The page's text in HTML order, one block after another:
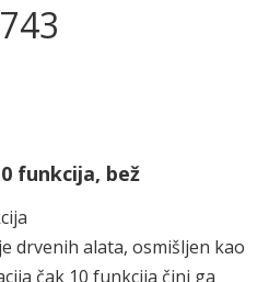
funkcija, bež
drvenih alata, osmišljen kao
čak 10 funkcija čini ga